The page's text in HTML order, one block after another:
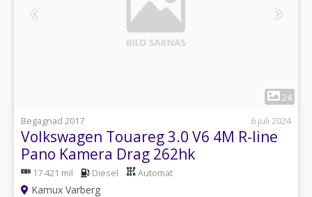
24
Begagnad 2017
6 juli 2024
Volkswagen Touareg 3.0 V6 4M R-line
Pano Kamera Drag 262hk
17 421 mil Diesel Automat
Kamux Varberg